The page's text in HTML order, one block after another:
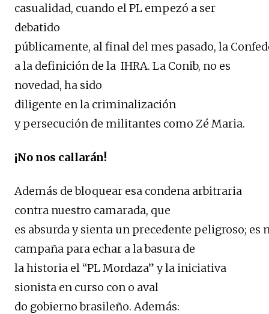
casualidad, cuando el PL empezó a ser
debatido
públicamente, al final del mes pasado, la
a la definición de la IHRA. La Conib, no es
novedad, ha sido
diligente en la criminalización
y persecución de militantes como Zé Maria.
¡No nos callarán!
Además de bloquear esa condena arbitraria
contra nuestro camarada, que
es absurda y sienta un precedente peligroso; es
campaña para echar a la basura de
la historia el “PL Mordaza” y la iniciativa
sionista en curso con o aval
do gobierno brasileño. Además: